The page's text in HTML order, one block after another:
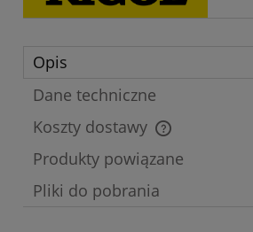
Opis
Dane techniczne
Koszty dostawy
Cena nie zawiera ewentualnych kosztów
Produkty powiązane
Pliki do pobrania